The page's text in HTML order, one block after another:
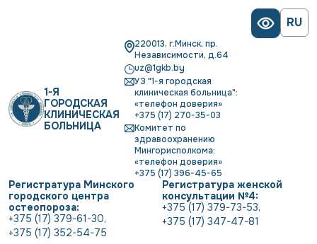
RU
1-Я
ГОРОДСКАЯ
КЛИНИЧЕСКАЯ
БОЛЬНИЦА
220013, г.Минск, пр.
Независимости, д.64
uz@1gkb.by
УЗ "1-я городская
клиническая больница":
«телефон доверия»
+375 (17) 270-35-03
Комитет по
здравоохранению
Мингорисполкома:
«телефон доверия»
+375 (17) 396-45-65
Регистратура Минского
городского центра
остеопороза:
+375 (17) 379-61-30,
+375 (17) 352-54-75
Регистратура женской
консультации №4:
+375 (17) 379-73-53,
+375 (17) 347-47-81